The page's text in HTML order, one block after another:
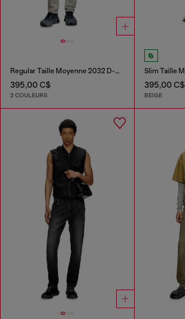
Regular Taille Moyenne 2032 D-Krooley Joggjeans®
395,00 C$
2 COULEURS
395,00 C$
BEIGE